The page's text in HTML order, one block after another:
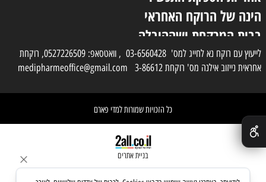
הינה של הרוקח האחראי
בבית המרקחת ושההובלה
בפועל תעשה בעזרת
השליח
לייעוץ עם רוקח נא לחייג למס' 03-6560428 , וואטסאפ: 0527226509, רוקחת
אחראית נייזוב אילנה מס' רוקחת 3-86612 medipharmeoffice@gmail.com
כל הזכויות שמורות למדי פארם
בניית אתרים